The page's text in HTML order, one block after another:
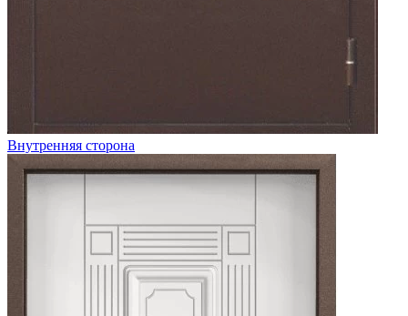
Внутренняя сторона